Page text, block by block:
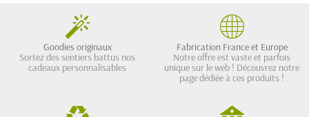
Goodies originaux
Sortez des sentiers battus nos
cadeaux personnalisables
Fabrication France et Europe
Notre offre est vaste et parfois
unique sur le web ! Découvrez notre
page dédiée à ces produits !